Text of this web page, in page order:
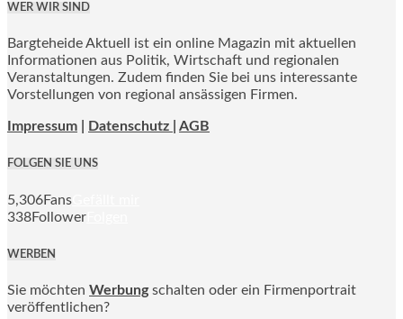
WER WIR SIND
Bargteheide Aktuell ist ein online Magazin mit aktuellen
Informationen aus Politik, Wirtschaft und regionalen
Veranstaltungen. Zudem finden Sie bei uns interessante
Vorstellungen von regional ansässigen Firmen.
Impressum Datenschutz | AGB
FOLGEN SIE UNS
5,306Fans
338Follower
WERBEN
Sie möchten Werbung schalten oder ein Firmenportrait
veröffentlichen?